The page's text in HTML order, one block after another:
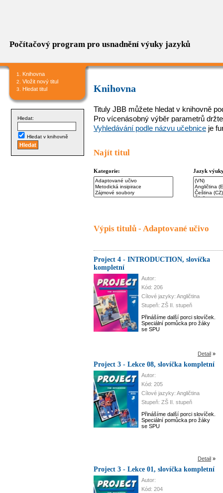
Počítačový program pro usnadnění výuky jazyků
Knihovna
Vložit nový titul
Hledat titul
Hledat:
Hledat v knihovně
Knihovna
Tituly JBB můžete hledat v knihovně
Pro vícenásobný výběr parametrů
Vyhledávání podle názvu učebnice je
Najít titul
Kategorie: Jazyk
Výpis titulů - Adaptované učivo
Project 4 - INTRODUCTION, slovíčka
kompletní
Autor:
Kód: 206
Cílové jazyky: Angličtina
Stupeň: ZŠ II. stupeň
Přinášíme další porci slovíček.
Speciální pomůcka pro žáky
se SPU
Detail »
Project 3 - Lekce 08, slovíčka kompletní
Autor:
Kód: 205
Cílové jazyky: Angličtina
Stupeň: ZŠ II. stupeň
Přinášíme další porci slovíček.
Speciální pomůcka pro žáky
se SPU
Detail »
Project 3 - Lekce 01, slovíčka kompletní
Autor:
Kód: 204